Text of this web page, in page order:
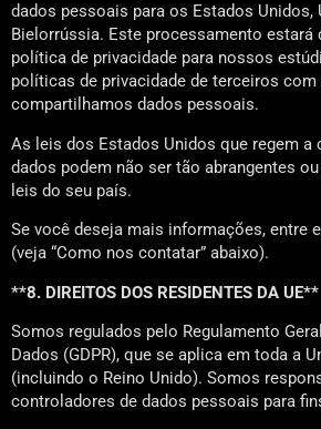
dados pessoais para os Estados Unidos,
Bielorrússia. Este processamento
política de privacidade para nossos
políticas de privacidade de terceiros com
compartilhamos dados pessoais.
As leis dos Estados Unidos que regem a
dados podem não ser tão abrangentes
leis do seu país.
Se você deseja mais informações, entre
(veja “Como nos contatar” abaixo).
**8. DIREITOS DOS RESIDENTES DA UE**
Somos regulados pelo Regulamento
Dados (GDPR), que se aplica em toda a
(incluindo o Reino Unido). Somos
controladores de dados pessoais para